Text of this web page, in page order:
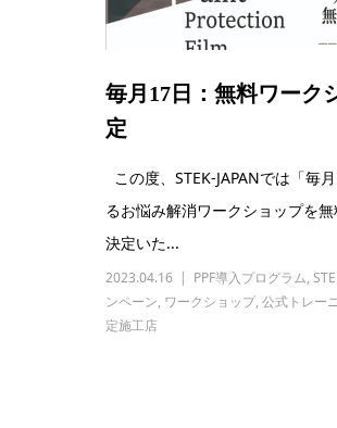
毎月17日：無料ワーク
定
この度、STEK-JAPANでは「毎
るお悩み解消ワークショップを
決定いた...
2023.04.16 PPF導入プログラム,
ンペーン, ワークショップ, 公式トレー
定施工店